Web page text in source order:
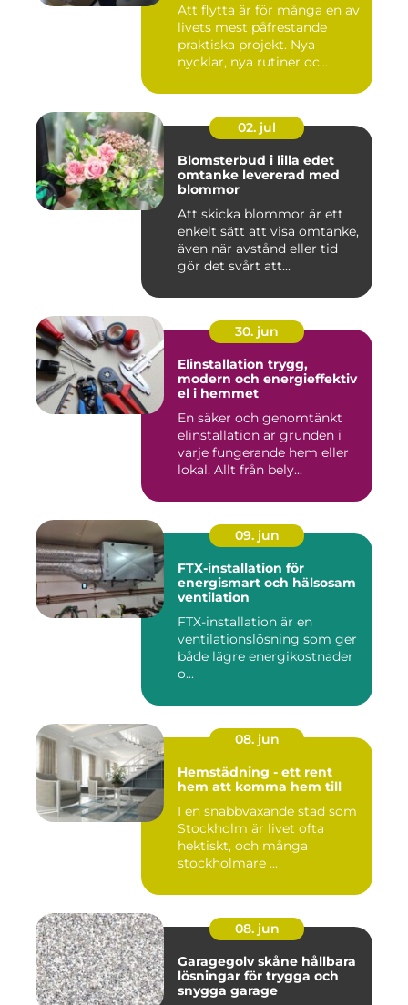
Att flytta är för många en av
livets mest påfrestande
praktiska projekt. Nya
nycklar, nya rutiner oc...
02. jul
Blomsterbud i lilla edet
omtanke levererad med
blommor
Att skicka blommor är ett
enkelt sätt att visa omtanke,
även när avstånd eller tid
gör det svårt att...
30. jun
Elinstallation trygg,
modern och energieffektiv
el i hemmet
En säker och genomtänkt
elinstallation är grunden i
varje fungerande hem eller
lokal. Allt från bely...
09. jun
FTX-installation för
energismart och hälsosam
ventilation
FTX-installation är en
ventilationslösning som ger
både lägre energikostnader
o...
08. jun
Hemstädning - ett rent
hem att komma hem till
I en snabbväxande stad som
Stockholm är livet ofta
hektiskt, och många
stockholmare ...
08. jun
Garagegolv skåne hållbara
lösningar för trygga och
snygga garage